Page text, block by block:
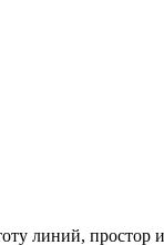
линий, простор